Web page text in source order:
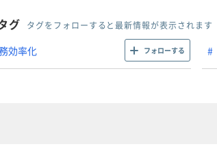
グ タグをフォローすると最新情報が表示されます
効率化 フォローする